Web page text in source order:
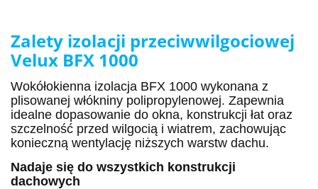
Zalety izolacji przeciwwilgociowej
Velux BFX 1000
Wokółokienna izolacja BFX 1000 wykonana z
plisowanej włókniny polipropylenowej. Zapewnia
idealne dopasowanie do okna, konstrukcji łat oraz
szczelność przed wilgocią i wiatrem, zachowując
konieczną wentylację niższych warstw dachu.
Nadaje się do wszystkich konstrukcji
dachowych